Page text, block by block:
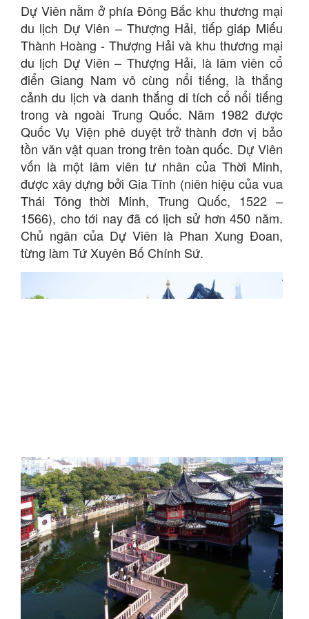
Dự Viên nằm ở phía Đông Bắc khu thương mại
du lịch Dự Viên – Thượng Hải, tiếp giáp Miếu
Thành Hoàng - Thượng Hải và khu thương mại
du lịch Dự Viên – Thượng Hải, là lâm viên cổ
điển Giang Nam vô cùng nổi tiếng, là thắng
cảnh du lịch và danh thắng di tích cổ nổi tiếng
trong và ngoài Trung Quốc. Năm 1982 được
Quốc Vụ Viện phê duyệt trở thành đơn vị bảo
tồn văn vật quan trong trên toàn quốc. Dự Viên
vốn là một lâm viên tư nhân của Thời Minh,
được xây dựng bởi Gia Tĩnh (niên hiệu của vua
Thái Tông thời Minh, Trung Quốc, 1522 –
1566), cho tới nay đã có lịch sử hơn 450 năm.
Chủ ngân của Dự Viên là Phan Xung Đoan,
từng làm Tứ Xuyên Bố Chính Sứ.